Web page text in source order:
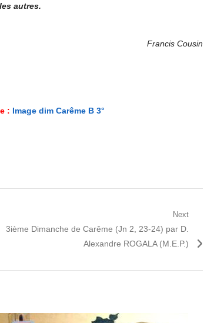
autres.
Francis Cousin
: Image dim Carême B 3°
Next
Next
3ième Dimanche de Carême (Jn 2, 23-24) par D.
Alexandre ROGALA (M.E.P.)